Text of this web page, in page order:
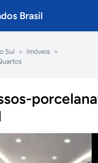
Brasil
Sul » Imóveis »